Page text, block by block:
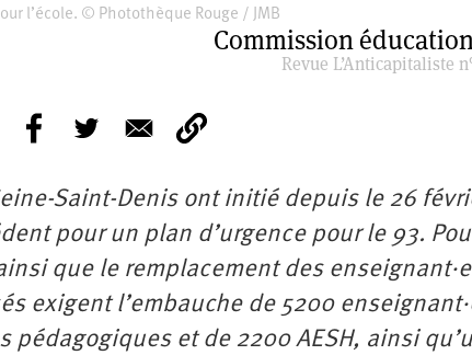
l’école. © Photothèque Rouge / JMB
Commission
Revue L’Anticapitaliste
Saint-Denis ont initié depuis le 26
pour un plan d’urgence pour le 93.
que le remplacement des
exigent l’embauche de 5200
pédagogiques et de 2200 AESH, ainsi